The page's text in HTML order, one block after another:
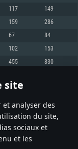
site
analyser des
du site,
sociaux et
et les
pas supportés)
de Metal
(moins de 6 mois) /
117 149
159 286
67 84
102 153
455 830